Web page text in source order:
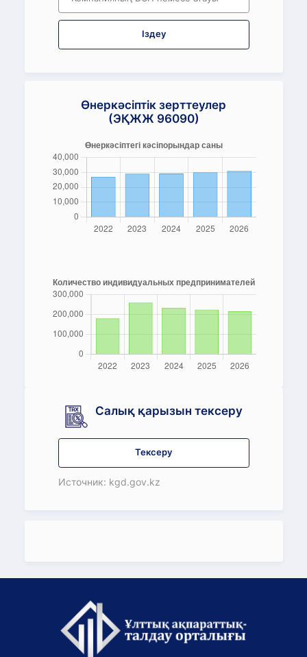
Іздеу
Өнеркәсіптік зерттеулер
(ЭҚЖЖ 96090)
Салық қарызын тексеру
Тексеру
Источник: kgd.gov.kz